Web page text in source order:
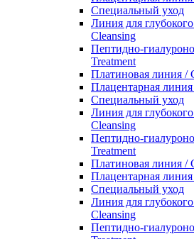
Специальный уход
Линия для
Cleansing
Пептидно-
Treatment
Платиновая линия /
Плацентарная линия
Специальный уход
Линия для
Cleansing
Пептидно-
Treatment
Платиновая линия /
Плацентарная линия
Специальный уход
Линия для
Cleansing
Пептидно-